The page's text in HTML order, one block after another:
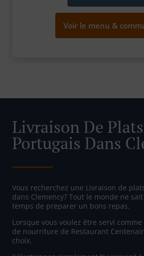
Voir le menu &
Livraison De
Portugais Dans
Vous recherchez une Livraison de
dans Clemency? Tout le monde ne sait
temps de preparer un bons repas.
Lorsque vous voulez être servi
de nourriture de Restaurant
choix.